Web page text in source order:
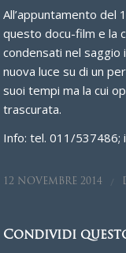
All’appuntamento del
questo docu-film e la
condensati nel
nuova luce su di un
suoi tempi ma la cui
trascurata.
Info: tel. 011/537486;
12 NOVEMBRE 2014 /
Condividi